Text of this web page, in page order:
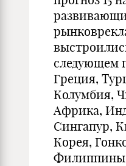
следующем
Греция,
Колумбия,
Африка,
Сингапур,
Корея,